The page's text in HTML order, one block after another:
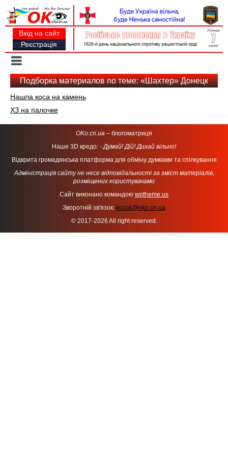
Вхід на сайт
Реєстрація
navigation
Подборка материалов по теме: «Шахтер» Донецк
Нашла коса на камень
ХЗ на палочке
OKo.cn.ua – блогоматриця
Наше 3D кредо: -Думай! Дій! Дихай вільно!
Відкрита громадянська платформа для обміну думками та спілкування
Адміністрація сайту не несе відповідальності за зміст матеріалів,
розміщених користувачами
Сайт виконано командою wptheme.us
Зворотній зв'язок: kozak@oko.cn.ua
© 2017-2026 All right reserved.